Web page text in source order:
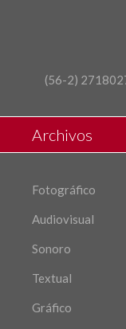
(56-2)
Archivos
Fotográfico
Audiovisual
Sonoro
Textual
Gráfico